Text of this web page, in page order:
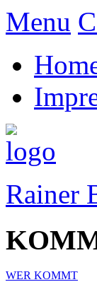
Menu
Rainer
WER KOMMT